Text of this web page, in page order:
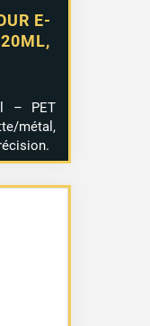
E-
– PET
métal,